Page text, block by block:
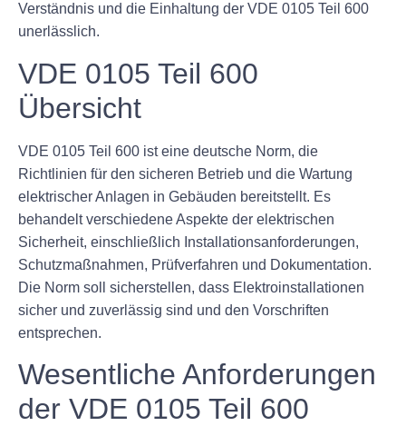
Verständnis und die Einhaltung der VDE 0105 Teil 600
unerlässlich.
VDE 0105 Teil 600
Übersicht
VDE 0105 Teil 600 ist eine deutsche Norm, die
Richtlinien für den sicheren Betrieb und die Wartung
elektrischer Anlagen in Gebäuden bereitstellt. Es
behandelt verschiedene Aspekte der elektrischen
Sicherheit, einschließlich Installationsanforderungen,
Schutzmaßnahmen, Prüfverfahren und Dokumentation.
Die Norm soll sicherstellen, dass Elektroinstallationen
sicher und zuverlässig sind und den Vorschriften
entsprechen.
Wesentliche Anforderungen
der VDE 0105 Teil 600